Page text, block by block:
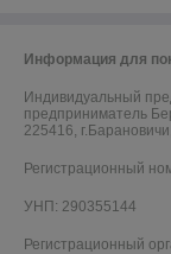
Информация для
Индивидуальный
предприниматель
225416,
Регистрационный
УНП: 290355144
Регистрационный